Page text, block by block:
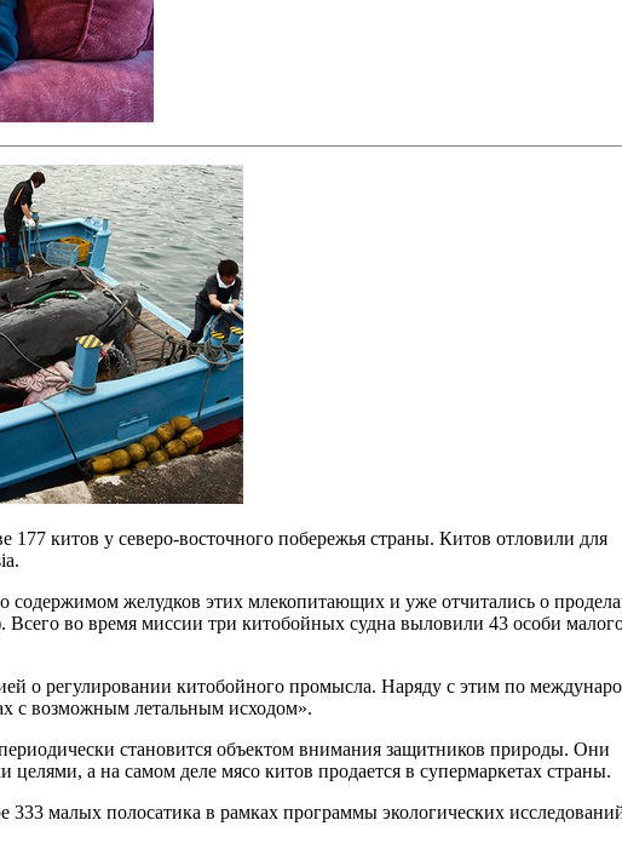
китов у северо-восточного побережья страны. Китов отловили для
содержимом желудков этих млекопитающих и уже отчитались о
во время миссии три китобойных судна выловили 43 особи
о регулировании китобойного промысла. Наряду с этим по
с возможным летальным исходом».
становится объектом внимания защитников природы. Они
а на самом деле мясо китов продается в супермаркетах страны.
малых полосатика в рамках программы экологических